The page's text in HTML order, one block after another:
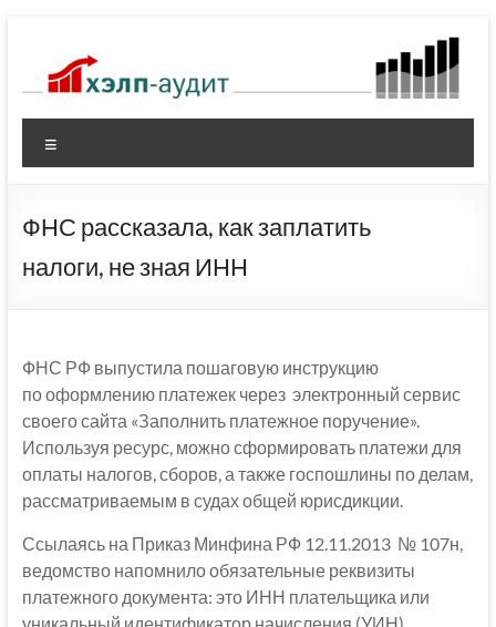
содержимому
ФНС рассказала, как заплатить
налоги, не зная ИНН
ФНС РФ выпустила пошаговую инструкцию
по оформлению платежек через электронный сервис
своего сайта «Заполнить платежное поручение».
Используя ресурс, можно сформировать платежи для
оплаты налогов, сборов, а также госпошлины по делам,
рассматриваемым в судах общей юрисдикции.
Ссылаясь на Приказ Минфина РФ 12.11.2013 № 107н,
ведомство напомнило обязательные реквизиты
платежного документа: это ИНН плательщика или